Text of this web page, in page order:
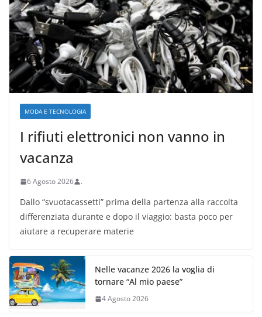
MODA E TECNOLOGIA
I rifiuti elettronici non vanno in
vacanza
6 Agosto 2026 .
Dallo “svuotacassetti” prima della partenza alla raccolta
differenziata durante e dopo il viaggio: basta poco per
aiutare a recuperare materie
Nelle vacanze 2026 la voglia di
tornare “Al mio paese”
4 Agosto 2026